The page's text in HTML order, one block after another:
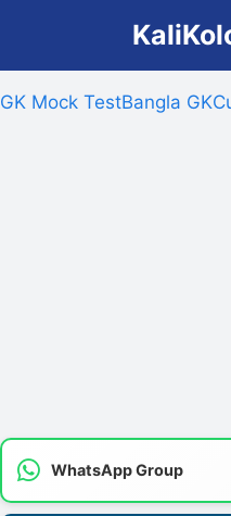
content
GK Mock TestBangla GK
WhatsApp Group